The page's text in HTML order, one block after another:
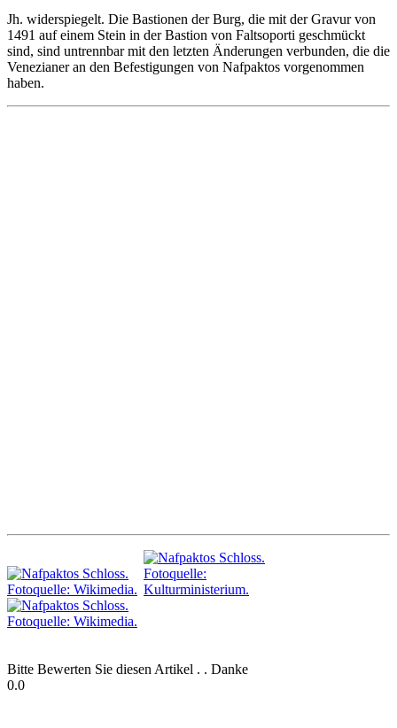
Jh. widerspiegelt. Die Bastionen der Burg, die mit der Gravur von
1491 auf einem Stein in der Bastion von Faltsoporti geschmückt
sind, sind untrennbar mit den letzten Änderungen verbunden, die die
Venezianer an den Befestigungen von Nafpaktos vorgenommen
haben.
Bitte Bewerten Sie diesen Artikel . . Danke
0.0